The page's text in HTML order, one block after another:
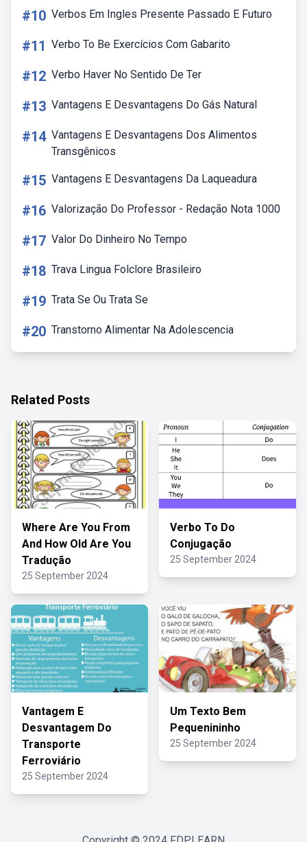
#10 Verbos Em Ingles Presente Passado E Futuro
#11 Verbo To Be Exercícios Com Gabarito
#12 Verbo Haver No Sentido De Ter
#13 Vantagens E Desvantagens Do Gás Natural
#14 Vantagens E Desvantagens Dos Alimentos
Transgênicos
#15 Vantagens E Desvantagens Da Laqueadura
#16 Valorização Do Professor - Redação Nota 1000
#17 Valor Do Dinheiro No Tempo
#18 Trava Lingua Folclore Brasileiro
#19 Trata Se Ou Trata Se
#20 Transtorno Alimentar Na Adolescencia
Related Posts
Where Are You From
And How Old Are You
Tradução
25 September 2024
Verbo To Do
Conjugação
25 September 2024
Vantagem E
Desvantagem Do
Transporte
Ferroviário
25 September 2024
Um Texto Bem
Pequenininho
25 September 2024